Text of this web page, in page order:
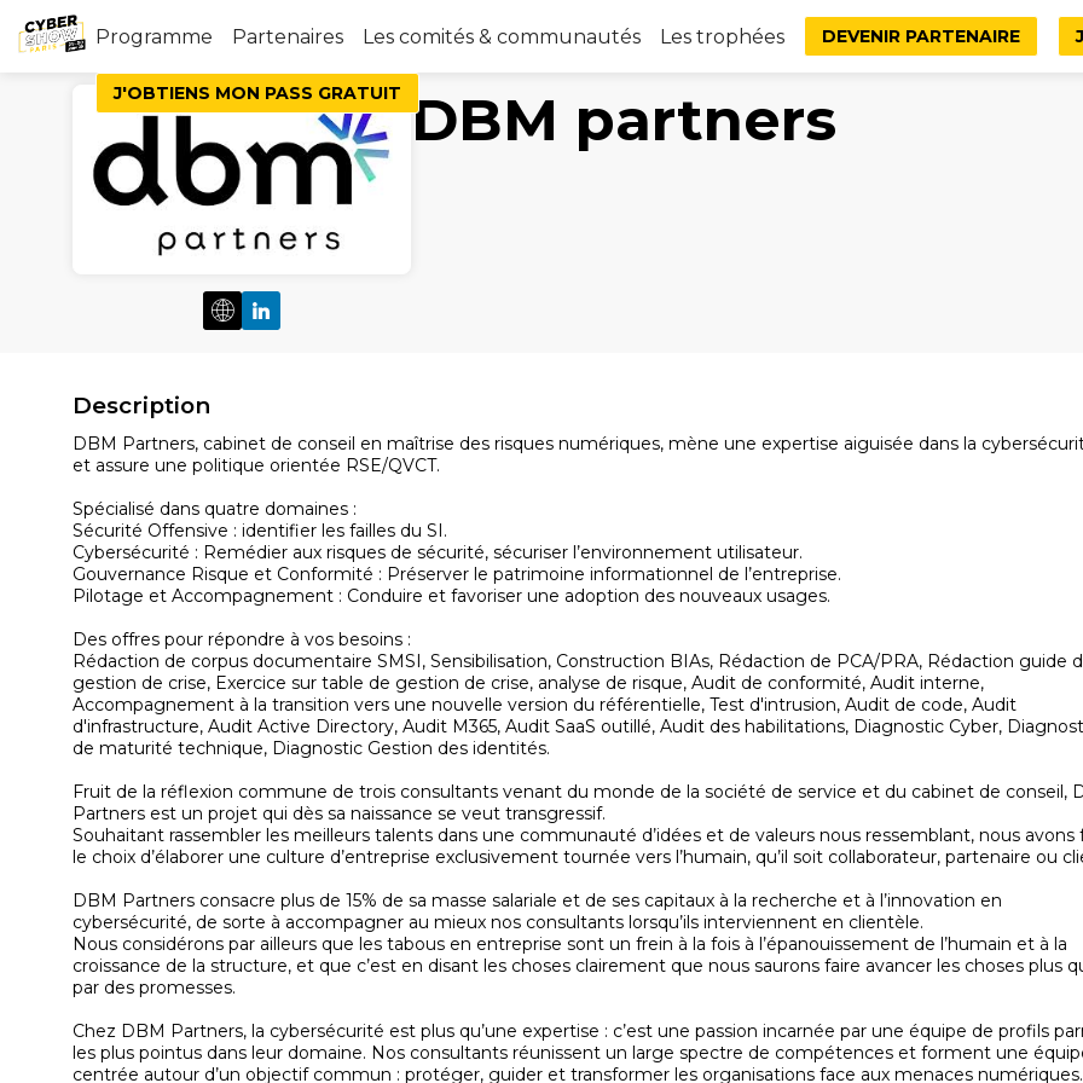
Programme Partenaires Les comités & communautés Les trophées DEVENIR PARTENAIRE
J'OBTIENS MON PASS GRATUIT DBM partners
Description
DBM Partners, cabinet de conseil en maîtrise des risques numériques, mène une expertise aiguisée dans la
et assure une politique orientée RSE/QVCT.
Spécialisé dans quatre domaines :
Sécurité Offensive : identifier les failles du SI.
Cybersécurité : Remédier aux risques de sécurité, sécuriser l’environnement utilisateur.
Gouvernance Risque et Conformité : Préserver le patrimoine informationnel de l’entreprise.
Pilotage et Accompagnement : Conduire et favoriser une adoption des nouveaux usages.
Des offres pour répondre à vos besoins :
Rédaction de corpus documentaire SMSI, Sensibilisation, Construction BIAs, Rédaction de PCA/PRA, Rédaction guide
gestion de crise, Exercice sur table de gestion de crise, analyse de risque, Audit de conformité, Audit interne,
Accompagnement à la transition vers une nouvelle version du référentielle, Test d'intrusion, Audit de code, Audit
d'infrastructure, Audit Active Directory, Audit M365, Audit SaaS outillé, Audit des habilitations, Diagnostic Cyber,
de maturité technique, Diagnostic Gestion des identités.
Fruit de la réflexion commune de trois consultants venant du monde de la société de service et du cabinet de conseil,
Partners est un projet qui dès sa naissance se veut transgressif.
Souhaitant rassembler les meilleurs talents dans une communauté d’idées et de valeurs nous ressemblant, nous avons
le choix d’élaborer une culture d’entreprise exclusivement tournée vers l’humain, qu’il soit collaborateur, partenaire ou
DBM Partners consacre plus de 15% de sa masse salariale et de ses capitaux à la recherche et à l’innovation en
cybersécurité, de sorte à accompagner au mieux nos consultants lorsqu’ils interviennent en clientèle.
Nous considérons par ailleurs que les tabous en entreprise sont un frein à la fois à l’épanouissement de l’humain et à la
croissance de la structure, et que c’est en disant les choses clairement que nous saurons faire avancer les choses plus
par des promesses.
Chez DBM Partners, la cybersécurité est plus qu’une expertise : c’est une passion incarnée par une équipe de profils
les plus pointus dans leur domaine. Nos consultants réunissent un large spectre de compétences et forment une
centrée autour d’un objectif commun : protéger, guider et transformer les organisations face aux menaces numériques.